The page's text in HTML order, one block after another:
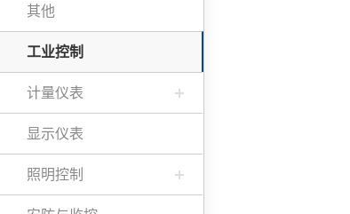
其他
工业控制
计量仪表
显示仪表
照明控制